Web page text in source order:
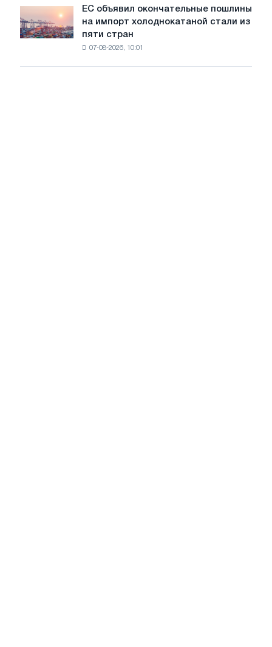
трамвайных
путей
Москвы
Ярославля
объявил
окончательные
ЕС объявил окончательные пошлины
на импорт холоднокатаной стали из
пяти стран
07-08-2026, 10:01